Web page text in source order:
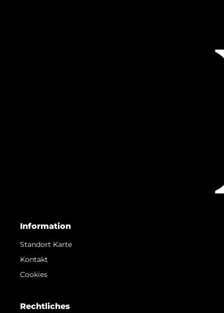
Information
Standort Karte
Kontakt
Cookies
Rechtliches